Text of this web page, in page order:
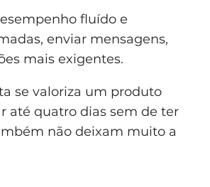
fluído e
enviar mensagens,
mais exigentes.
se valoriza um produto
até quatro dias sem de ter
não deixam muito a